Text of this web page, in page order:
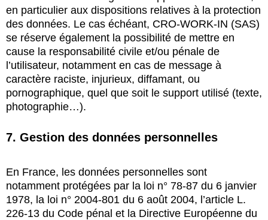
en particulier aux dispositions relatives à la protection
des données. Le cas échéant, CRO-WORK-IN (SAS)
se réserve également la possibilité de mettre en
cause la responsabilité civile et/ou pénale de
l’utilisateur, notamment en cas de message à
caractère raciste, injurieux, diffamant, ou
pornographique, quel que soit le support utilisé (texte,
photographie…).
7. Gestion des données personnelles
En France, les données personnelles sont
notamment protégées par la loi n° 78-87 du 6 janvier
1978, la loi n° 2004-801 du 6 août 2004, l’article L.
226-13 du Code pénal et la Directive Européenne du